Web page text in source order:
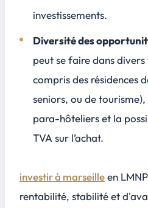
investissements.
Diversité des
peut se faire dans
compris des résidences
seniors, ou de
para-hôteliers et la
TVA sur l’achat.
investir à marseilleen
rentabilité, stabilité et